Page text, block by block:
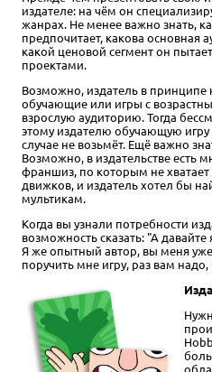
издателе: на чём он
жанрах. Не менее важно знать,
предпочитает, какова основная
какой ценовой сегмент он
проектами.
Возможно, издатель в принципе
обучающие или игры с
взрослую аудиторию. Тогда
этому издателю обучающую
случае не возьмёт. Ещё важно
Возможно, в издательстве есть
франшиз, по которым не
движков, и издатель хотел бы
мультикам.
Когда вы узнали потребности
возможность сказать: "А
Я же опытный автор, вы меня
поручить мне игру, раз вам